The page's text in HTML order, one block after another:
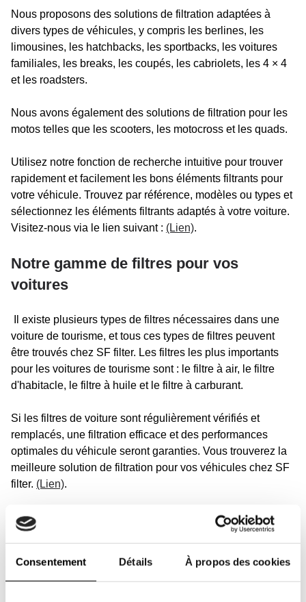
Consentement Détails À propos des cookies
Nous proposons des solutions de filtration adaptées à
divers types de véhicules, y compris les berlines, les
limousines, les hatchbacks, les sportbacks, les voitures
familiales, les breaks, les coupés, les cabriolets, les 4 × 4
et les roadsters.
Nous avons également des solutions de filtration pour les
motos telles que les scooters, les motocross et les quads.
Utilisez notre fonction de recherche intuitive pour trouver
rapidement et facilement les bons éléments filtrants pour
votre véhicule. Trouvez par référence, modèles ou types et
sélectionnez les éléments filtrants adaptés à votre voiture.
Visitez-nous via le lien suivant : (Lien).
Notre gamme de filtres pour vos
voitures
Il existe plusieurs types de filtres nécessaires dans une
voiture de tourisme, et tous ces types de filtres peuvent
être trouvés chez SF filter. Les filtres les plus importants
pour les voitures de tourisme sont : le filtre à air, le filtre
d'habitacle, le filtre à huile et le filtre à carburant.
Si les filtres de voiture sont régulièrement vérifiés et
remplacés, une filtration efficace et des performances
optimales du véhicule seront garanties. Vous trouverez la
meilleure solution de filtration pour vos véhicules chez SF
filter. (Lien).
Recherchez la marque pour vos
véhicules